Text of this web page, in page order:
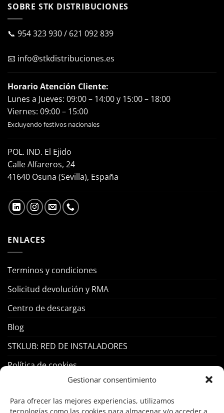
Gestionar consentimiento
Para ofrecer las mejores experiencias, utilizamos
SOBRE STK DISTRIBUCIONES
📞 954 323 930/ 621 092 839
📧 info@stkdistribuciones.es
Horario Atención Cliente:
Lunes a Jueves: 09:00 – 14:00 y 15:00 – 18:00
Viernes: 09:00 – 15:00
Excluyendo festivos nacionales
POL. IND. El Ejido
Calle Alfareros, 24
41640 Osuna (Sevilla), España
ENLACES
Terminos y condiciones
Solicitud devolución y RMA
Centro de descargas
Blog
STKLUB: RED DE INSTALADORES
Política de cookies